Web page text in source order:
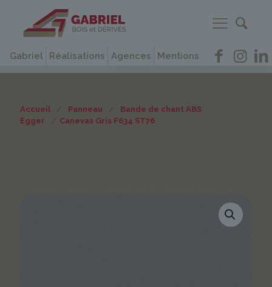
Gabriel Réalisations Agences Mentions
Accueil / Panneau /
Bande de chant ABS
Egger
/ Canevas Gris F634 ST76